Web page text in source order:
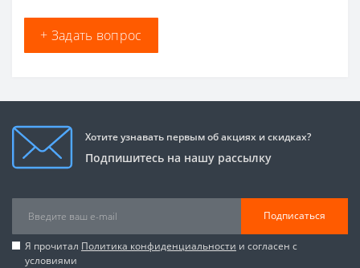
+ Задать вопрос
Хотите узнавать первым об акциях и скидках?
Подпишитесь на нашу рассылку
Подписаться
Я прочитал Политика конфиденциальности и согласен с
условиями